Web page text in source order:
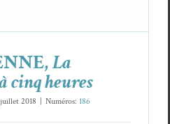
La
cinq heures
2018 Numéros: 186